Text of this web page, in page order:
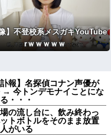
】不登校系メスガキYouTube
rｗｗｗｗｗ
訃報】名探偵コナン声優が
→ 今トンデモナイことにな
・・・
の流し台に、飲み終わっ
トボトルをそのまま放置
がいる